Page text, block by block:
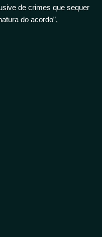
de crimes que sequer
do acordo”,